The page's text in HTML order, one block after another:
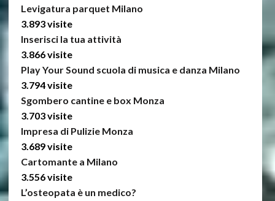
Levigatura parquet Milano
3.893 visite
Inserisci la tua attività
3.866 visite
Play Your Sound scuola di musica e danza Milano
3.794 visite
Sgombero cantine e box Monza
3.703 visite
Impresa di Pulizie Monza
3.689 visite
Cartomante a Milano
3.556 visite
L’osteopata è un medico?